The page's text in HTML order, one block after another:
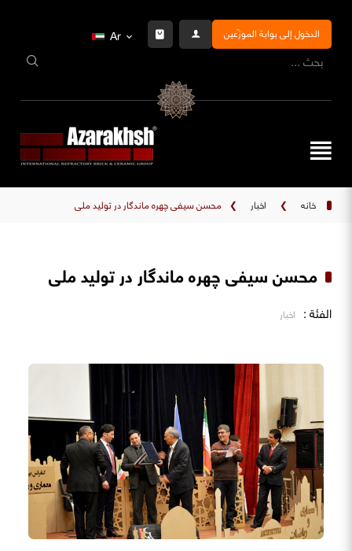
الدخول إلى بوابة الموزّعين Ar
خانه ❯ اخبار ❯ محسن سیفی چهره ماندگار در تولید ملی
محسن سیفی چهره ماندگار در تولید ملی
الفئة : اخبار